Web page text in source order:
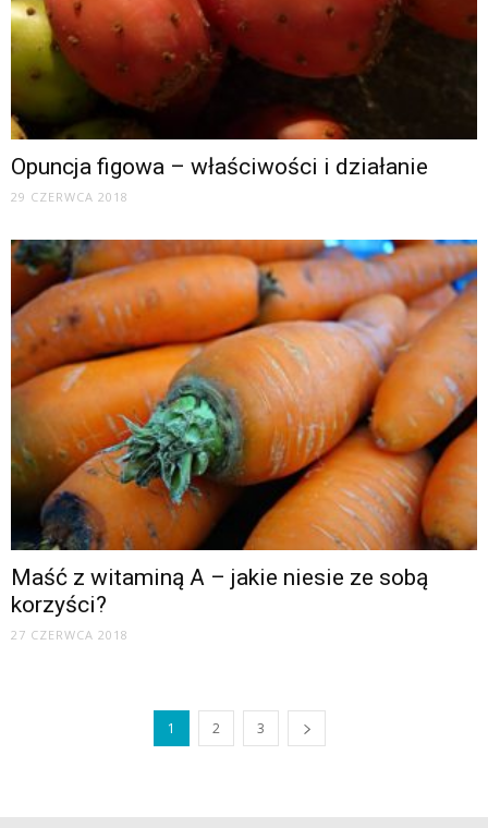
Opuncja figowa – właściwości i działanie
29 CZERWCA 2018
Maść z witaminą A – jakie niesie ze sobą
korzyści?
27 CZERWCA 2018
1 2 3